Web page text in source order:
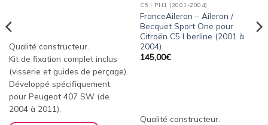
Qualité constructeur.
Kit de fixation complet inclus
(visserie et guides de perçage).
Développé spécifiquement
pour Peugeot 407 SW (de
2004 à 2011).
C5 I PH1 (2001-2004)
FranceAileron – Aileron /
Becquet Sport One pour
Citroën C5 I berline (2001 à
2004)
145,00€
Qualité constructeur.